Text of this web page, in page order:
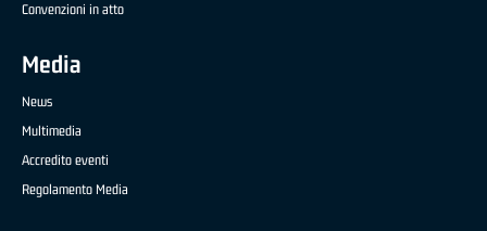
Convenzioni in atto
Media
News
Multimedia
Accredito eventi
Regolamento Media